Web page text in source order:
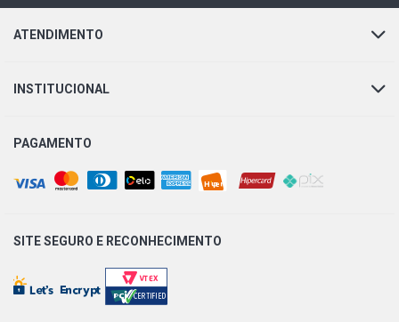
ATENDIMENTO
INSTITUCIONAL
PAGAMENTO
SITE SEGURO E RECONHECIMENTO